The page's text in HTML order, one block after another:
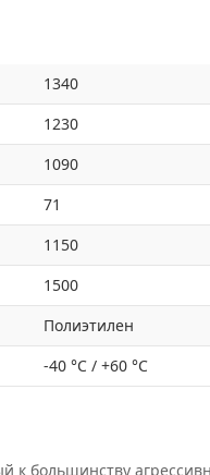
1340
1230
1090
71
1150
1500
Полиэтилен
-40 °C / +60 °C
к большинству